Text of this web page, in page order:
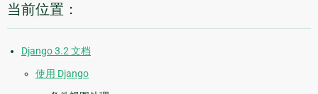
当前位置：
Django 3.2 文档
使用 Django